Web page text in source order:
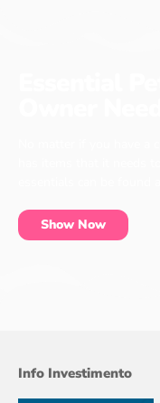
Show Now
Info Investimento